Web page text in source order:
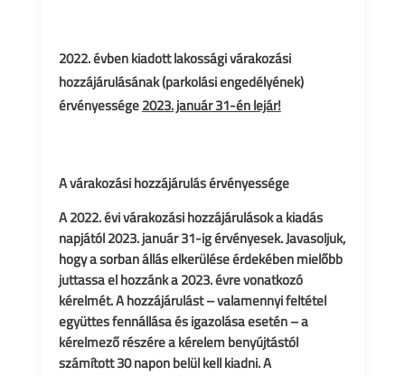
évben kiadott lakossági várakozási
hozzájárulásának (parkolási engedélyének)
érvényessége2023. január 31-én lejár!
A várakozási hozzájárulás érvényessége
A 2022. évi várakozási hozzájárulások a kiadás
napjától 2023. január 31-ig érvényesek. Javasoljuk,
hogy a sorban állás elkerülése érdekében mielőbb
juttassa el hozzánk a 2023. évre vonatkozó
kérelmét. A hozzájárulást – valamennyi feltétel
együttes fennállása és igazolása esetén – a
kérelmező részére a kérelem benyújtástól
számított 30 napon belül kell kiadni. A